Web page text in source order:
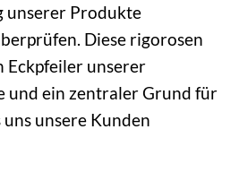
unserer Produkte
Diese rigorosen
Eckpfeiler unserer
und ein zentraler Grund für
unsere Kunden